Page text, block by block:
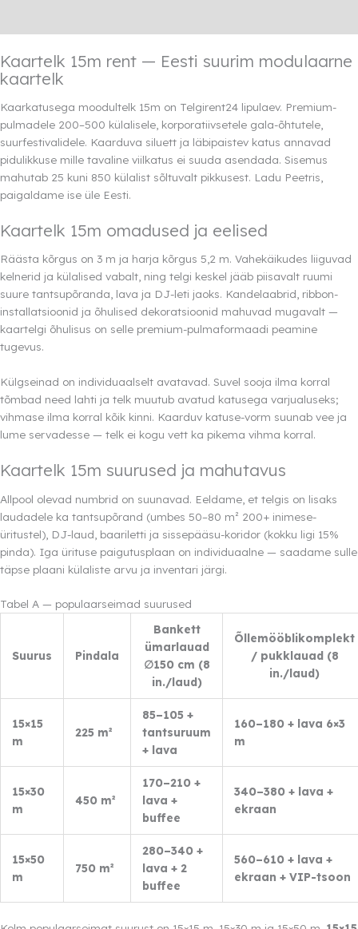
Kaartelk 15m rent — Eesti suurim modulaarne
kaartelk
Kaarkatusega moodultelk 15m on Telgirent24 lipulaev. Premium-
pulmadele 200–500 külalisele, korporatiivsetele gala-õhtutele,
suurfestivalidele. Kaarduva siluett ja läbipaistev katus annavad
pidulikkuse mille tavaline viilkatus ei suuda asendada. Sisemus
mahutab 25 kuni 850 külalist sõltuvalt pikkusest. Ladu Peetris,
paigaldame ise üle Eesti.
Kaartelk 15m omadused ja eelised
Räästa kõrgus on 3 m ja harja kõrgus 5,2 m. Vahekäikudes liiguvad
kelnerid ja külalised vabalt, ning telgi keskel jääb piisavalt ruumi
suure tantsupõranda, lava ja DJ-leti jaoks. Kandelaabrid, ribbon-
installatsioonid ja õhulised dekoratsioonid mahuvad mugavalt —
kaartelgi õhulisus on selle premium-pulmaformaadi peamine
tugevus.
Külgseinad on individuaalselt avatavad. Suvel sooja ilma korral
tõmbad need lahti ja telk muutub avatud katusega varjualuseks;
vihmase ilma korral kõik kinni. Kaarduv katuse-vorm suunab vee ja
lume servadesse — telk ei kogu vett ka pikema vihma korral.
Kaartelk 15m suurused ja mahutavus
Allpool olevad numbrid on suunavad. Eeldame, et telgis on lisaks
laudadele ka tantsupõrand (umbes 50–80 m² 200+ inimese-
üritustel), DJ-laud, baariletti ja sissepääsu-koridor (kokku ligi 15%
pinda). Iga ürituse paigutusplaan on individuaalne — saadame sulle
täpse plaani külaliste arvu ja inventari järgi.
Tabel A — populaarseimad suurused
Suurus Pindala
Bankett
ümarlauad
∅150 cm (8
in./laud)
Õllemööblikomplekt
/ pukklauad (8
in./laud)
15×15
m
225 m²
85–105 +
tantsuruum
+ lava
160–180 + lava 6×3
m
15×30
m
450 m²
170–210 +
lava +
buffee
340–380 + lava +
ekraan
15×50
m
750 m²
280–340 +
lava + 2
buffee
560–610 + lava +
ekraan + VIP-tsoon